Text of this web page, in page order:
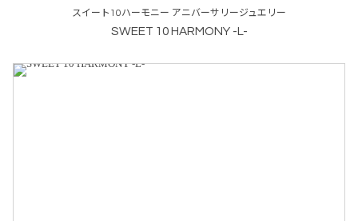
スイート10ハーモニー アニバーサリージュエリー
SWEET 10 HARMONY -L-